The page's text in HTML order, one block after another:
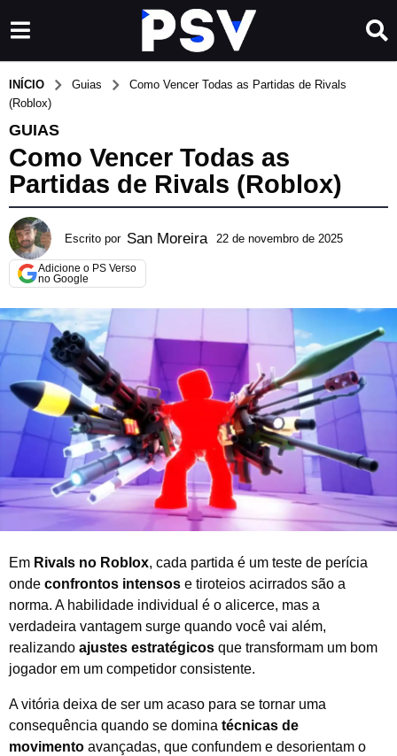
INÍCIO Guias
Como Vencer Todas as Partidas de Rivals
(Roblox)
GUIAS
Como Vencer Todas as
Partidas de Rivals (Roblox)
Escrito por San Moreira 22 de novembro de 2025
m
r
ç
o
d
2
Adicione o PS Verso
no Google
Em Rivals no Roblox, cada partida é um teste de perícia
onde confrontos intensos e tiroteios acirrados são a
norma. A habilidade individual é o alicerce, mas a
verdadeira vantagem surge quando você vai além,
realizando ajustes estratégicos que transformam um bom
jogador em um competidor consistente.
A vitória deixa de ser um acaso para se tornar uma
consequência quando se domina técnicas de
movimento avançadas, que confundem e desorientam o